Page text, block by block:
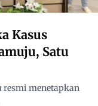
Kasus
Satu
resmi menetapkan